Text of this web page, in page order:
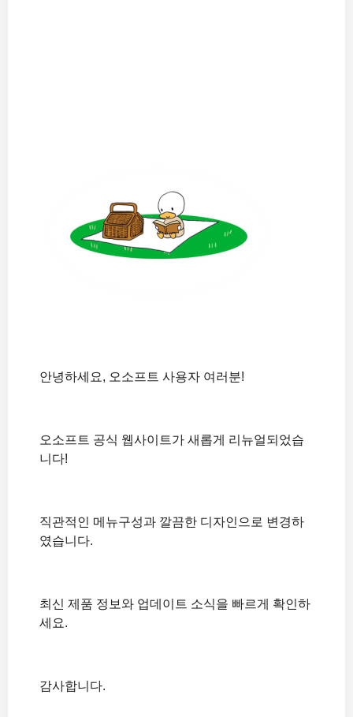
안녕하세요, 오소프트 사용자 여러분!
오소프트 공식 웹사이트가 새롭게 리뉴얼되었습
니다!
직관적인 메뉴구성과 깔끔한 디자인으로 변경하
였습니다.
최신 제품 정보와 업데이트 소식을 빠르게 확인하
세요.
감사합니다.